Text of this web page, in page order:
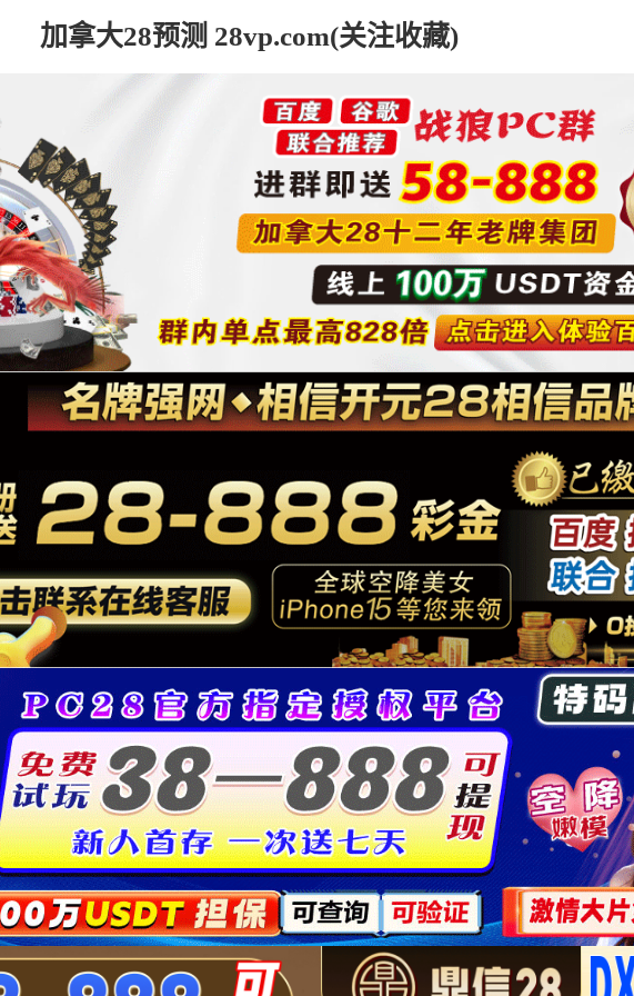
加拿大28预测 28vp.com(关注收藏)